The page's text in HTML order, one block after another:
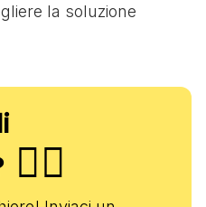
la soluzione
✋🏻